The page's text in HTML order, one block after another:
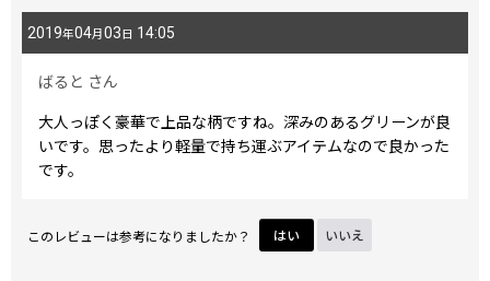
2019年04月03日 14:05
ばると さん
大人っぽく豪華で上品な柄ですね。深みのあるグリーンが良
いです。思ったより軽量で持ち運ぶアイテムなので良かった
です。
このレビューは参考になりましたか？ はい いいえ